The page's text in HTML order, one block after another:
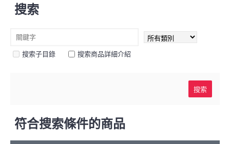
搜索
搜索子目錄 搜索商品詳細介紹
符合搜索條件的商品